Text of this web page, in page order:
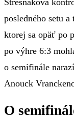
posledného setu
ktorej sa opäť po
po výhre 6:3
o semifinále
Anouck
O